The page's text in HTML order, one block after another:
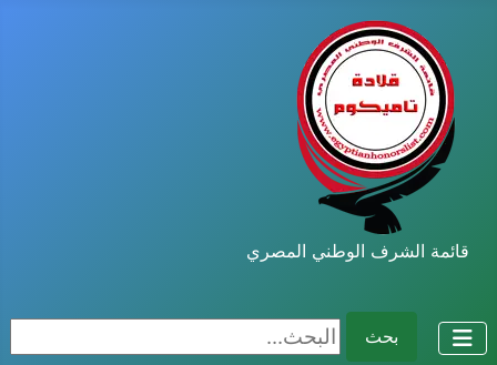
قائمة الشرف الوطني المصري
بحث البحث...